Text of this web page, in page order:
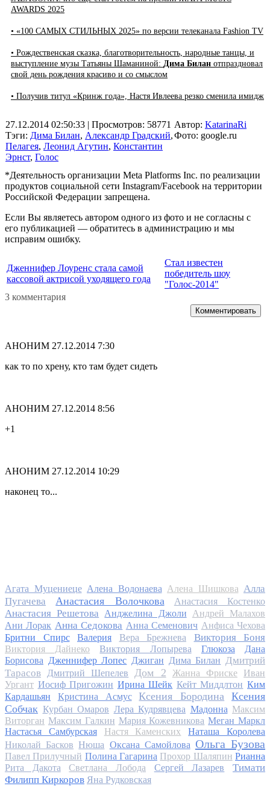
AWARDS 2025
• «100 САМЫХ СТИЛЬНЫХ 2025» по версии телеканала Fashion TV
• Рождественская сказка, благотворительность, народные танцы, и
выступление музы Татьяны Шаманиной: Дима Билан отпраздновал
свой день рождения красиво и со смыслом
• Получив титул «Кринж года», Настя Ивлеева резко сменила имидж
27.12.2014 02:50:33 | Просмотров: 58771
Тэги: Дима Билан, Александр Градский,
Пелагея, Леонид Агутин, Константин
Эрнст, Голос
Автор: KatarinaRi
Фото: google.ru
*Деятельность организации Meta Platforms Inc. по реализации
продуктов социальной сети Instagram/Facebook на территории
Российской Федерации запрещена.
Если Вы являетесь автором одного из фото и не согласны с
его публикацией — обратитесь в администрацию и мы
исправим ошибку.
Дженнифер Лоуренс стала самой
кассовой актрисой уходящего года
Стал известен
победитель шоу
"Голос-2014"
3 комментария
Комментировать
АНОНИМ 27.12.2014 7:30
как то по хрену, кто там будет сидеть
АНОНИМ 27.12.2014 8:56
+1
АНОНИМ 27.12.2014 10:29
наконец то...
Агата Муцениеце Алена Водонаева Алена Шишкова Алла
Пугачева
Анастасия Волочкова Анастасия Костенко
Анастасия Решетова Анджелина Джоли
Андрей Малахов
Ани Лорак Анна Седокова Анна Семенович Анфиса Чехова
Бритни Спирс
Валерия Вера Брежнева Виктория Боня
Виктория Дайнеко Виктория Лопырева Глюкоза
Дана
Борисова Дженнифер Лопес Джиган Дима Билан Дмитрий
Тарасов
Дмитрий Шепелев Дом 2 Жанна Фриске
Иван
Ургант Иосиф Пригожин Ирина Шейк Кейт Миддлтон Ким
Кардашьян
Кристина Асмус Ксения Бородина
Ксения
Собчак Курбан Омаров Лера Кудрявцева Мадонна Максим
Виторган Максим Галкин Мария Кожевникова Меган Маркл
Настасья Самбурская
Настя Каменских
Наташа Королева
Николай Басков Нюша Оксана Самойлова Ольга Бузова
Павел Прилучный Полина Гагарина Прохор Шаляпин Рианна
Рита Дакота
Светлана Лобода Сергей Лазарев
Тимати
Филипп Киркоров Яна Рудковская